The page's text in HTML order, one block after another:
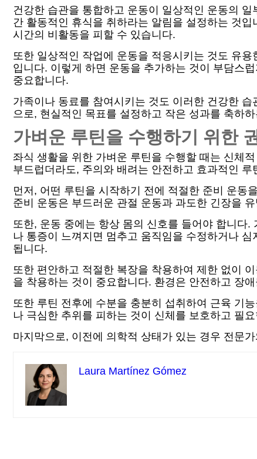
건강한 습관을 통합하고 운동이 일상적인 운동의
간 활동적인 휴식을 취하라는 알림을 설정하는 것
시간의 비활동을 피할 수 있습니다.
또한 일상적인 작업에 운동을 적응시키는 것도 유
입니다. 이렇게 하면 운동을 추가하는 것이 부담스
중요합니다.
가족이나 동료를 참여시키는 것도 이러한 건강한
으로, 현실적인 목표를 설정하고 작은 성과를 축하
가벼운 루틴을 수행하기 위한
좌식 생활을 위한 가벼운 루틴을 수행할 때는 신체
부드럽더라도, 주의와 배려는 안전하고 효과적인
먼저, 어떤 루틴을 시작하기 전에 적절한 준비 운동
준비 운동은 부드러운 관절 운동과 과도한 긴장을
또한, 운동 중에는 항상 몸의 신호를 들어야 합니다
나 통증이 느껴지면 멈추고 움직임을 수정하거나
됩니다.
또한 편안하고 적절한 복장을 착용하여 제한 없이
을 착용하는 것이 중요합니다. 환경은 안전하고 장
또한 루틴 전후에 수분을 충분히 섭취하여 근육 기
나 극심한 추위를 피하는 것이 신체를 보호하고 필
마지막으로, 이전에 의학적 상태가 있는 경우 전문
Laura Martínez Gómez